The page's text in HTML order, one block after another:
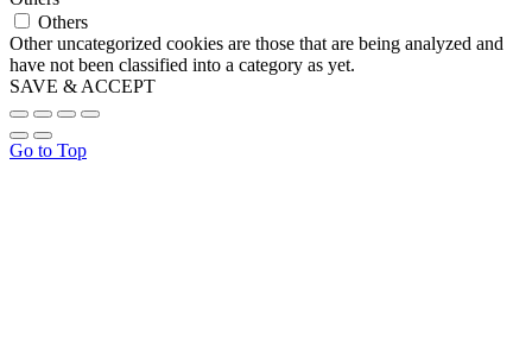
Others
Other uncategorized cookies are those that are being analyzed and
have not been classified into a category as yet.
SAVE & ACCEPT
Go to Top